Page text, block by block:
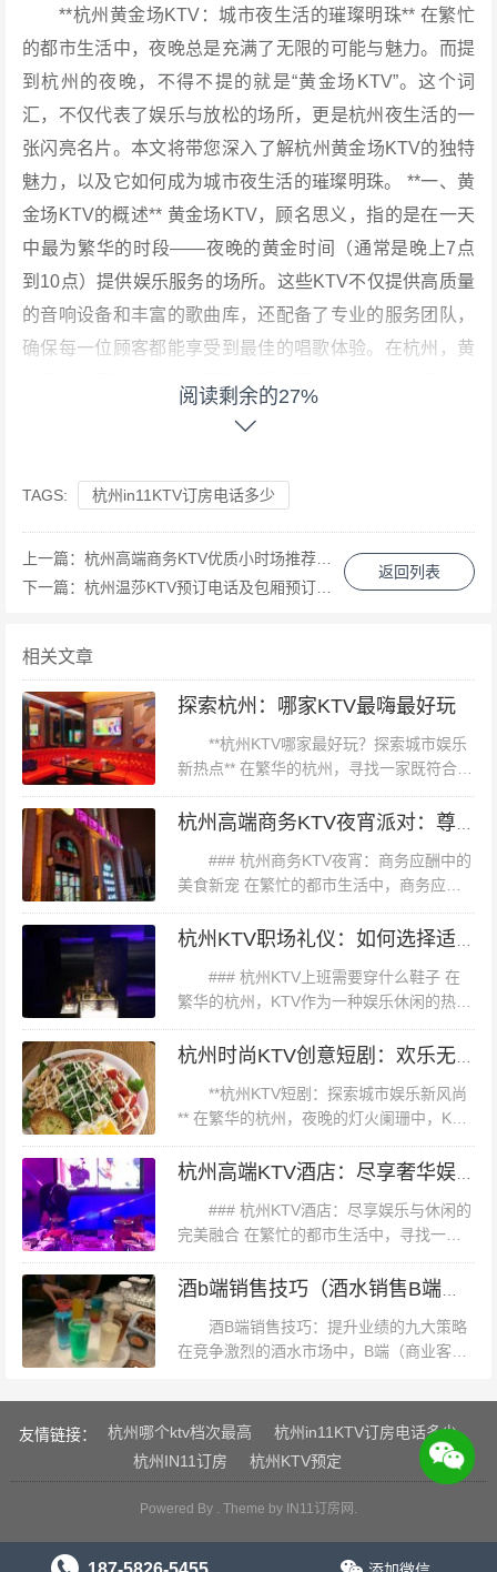
**杭州黄金场KTV：城市夜生活的璀璨明珠** 在繁忙
的都市生活中，夜晚总是充满了无限的可能与魅力。而提
到杭州的夜晚，不得不提的就是“黄金场KTV”。这个词
汇，不仅代表了娱乐与放松的场所，更是杭州夜生活的一
张闪亮名片。本文将带您深入了解杭州黄金场KTV的独特
魅力，以及它如何成为城市夜生活的璀璨明珠。 **一、黄
金场KTV的概述** 黄金场KTV，顾名思义，指的是在一天
中最为繁华的时段——夜晚的黄金时间（通常是晚上7点
到10点）提供娱乐服务的场所。这些KTV不仅提供高质量
的音响设备和丰富的歌曲库，还配备了专业的服务团队，
确保每一位顾客都能享受到最佳的唱歌体验。在杭州，黄
金场KTV因其独特的氛围和优质的服务，成为了市民和游
厢设计，从简约现代到古典奢华，各种风格应有尽有。包
厢内配备先进的音响设备，让每一位歌者都能感受到音乐
的震撼。 2. **丰富歌库**：无论是流行金曲、经典老歌还
是国际音乐，黄金场KTV都能满足您的需求。此外，部分
专业服务**：从迎宾接待到中途服务，杭州黄金场KTV的
服务团队始终保持着专业和热情。他们不仅了解顾客的需
求，还能提供个性化的服务方案。 **三、案例分析：某知
名黄金场KTV的成功秘诀** 以杭州某知名黄金场KTV为
例，该场所之所以能在竞争激烈的市场中脱颖而出，主要
归功于以下几点： 1. **精准定位**：该KTV明确了自己的
目标顾客群体——追求高品质生活的都市白领和热爱唱歌
的爱好者。通过精准的市场定位，他们成功吸引了大量忠
实顾客。 2. **创新服务**：除了提供基本的唱歌服务外，
该KTV还定期举办各种主题活动，如“歌手大赛”、“主题派
对”等，增加了顾客的参与感和归属感。 3. **营销推广**：
通过社交媒体、线下广告等多种渠道进行宣传，提高了品
牌的知名度和影响力。同时，他们还利用会员制度吸引并
留住顾客。 **四、黄金场KTV的未来展望** 随着科技的不
断发展和社会需求的不断变化，杭州的黄金场KTV也在不
断创新和升级。未来，我们期待看到更多具有创意和特色
的KTV场所涌现出来，为市民和游客提供更加丰富多彩的
夜生活体验。同时，也希望这些场所能够继续秉承“顾客至
上”的服务理念，为每一位顾客带来难忘的唱歌时光。 杭
州黄金场KTV作为城市夜生活的璀璨明珠，不仅丰富了市
民的业余生活，也为城市的发展注入了新的活力。让我们
一同期待这个行业的持续繁荣与发展！
阅读剩余的27%
TAGS: 杭州in11KTV订房电话多少
返回列表
上一篇： 杭州高端商务KTV优质小时场推荐：尊享奢华娱乐体验
下一篇： 杭州温莎KTV预订电话及包厢预订指南
相关文章
探索杭州：哪家KTV最嗨最好玩
**杭州KTV哪家最好玩？探索城市娱乐
新热点** 在繁华的杭州，寻找一家既符合口
味又充满乐趣的KTV，成为了许多人心中的
小确幸。今天，我们就来一场说走就走的探
### 杭州商务KTV夜宵：商务应酬中的
美食新宠 在繁忙的都市生活中，商务应酬
成为了许多人不可或缺的一部分。而在杭州
这座历史悠久而又充满活力的城市，商务
### 杭州KTV上班需要穿什么鞋子 在
繁华的杭州，KTV作为一种娱乐休闲的热门
场所，不仅为顾客提供悦耳的音乐和舒适的
氛围，同时也对员工的着装有着一定的要
**杭州KTV短剧：探索城市娱乐新风尚
** 在繁华的杭州，夜晚的灯火阑珊中，KTV
不仅仅是一个唱歌的场所，它更成为了演绎
各种故事、展现创意与才华的舞台。近年
### 杭州KTV酒店：尽享娱乐与休闲的
完美融合 在繁忙的都市生活中，寻找一处
既能放松身心又能享受娱乐的场所成为了许
多人的追求。杭州，这座历史悠久而又充满
酒B端销售技巧：提升业绩的九大策略
在竞争激烈的酒水市场中，B端（商业客
竞争对手中脱颖而出，掌握有效的销售技巧
至关重要。本文将分享九大酒B端销售...
友情链接： 杭州哪个ktv档次最高
杭州in11KTV订房电话多少
杭州IN11订房
杭州KTV预定
Powered By . Theme by IN11订房网 .